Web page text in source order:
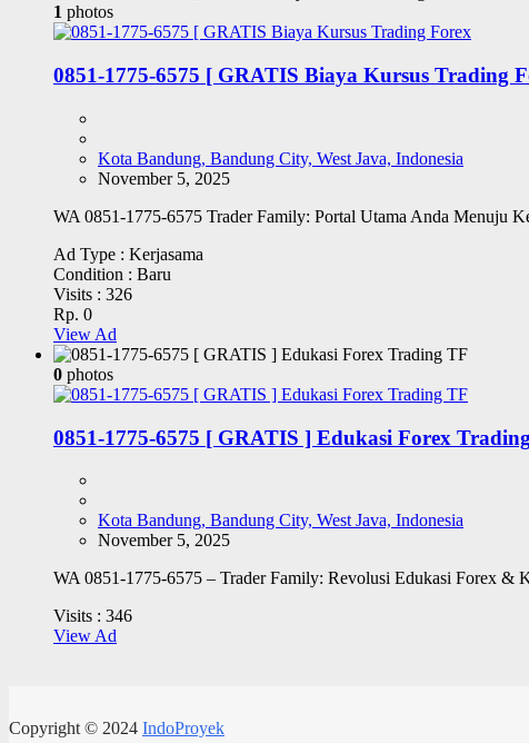
1 photos
0851-1775-6575 [ GRATIS Biaya Kursus Trading
Kota Bandung, Bandung City, West Java, Indonesia
November 5, 2025
WA 0851-1775-6575 Trader Family: Portal Utama Anda Menuju
Ad Type : Kerjasama
Condition : Baru
Visits : 326
Rp. 0
View Ad
0 photos
0851-1775-6575 [ GRATIS ] Edukasi Forex
Kota Bandung, Bandung City, West Java, Indonesia
November 5, 2025
WA 0851-1775-6575 – Trader Family: Revolusi Edukasi Forex &
Visits : 346
View Ad
Copyright © 2024 IndoProyek